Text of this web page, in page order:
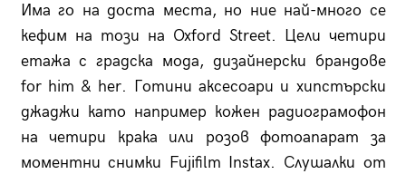
Има го на доста места, но ние най-много се
кефим на този на Oxford Street. Цели четири
етажа с градска мода, дизайнерски брандове
for him & her. Готини аксесоари и хипстърски
джаджи като например кожен радиограмофон
на четири крака или розов фотоапарат за
моментни снимки Fujifilm Instax. Слушалки от